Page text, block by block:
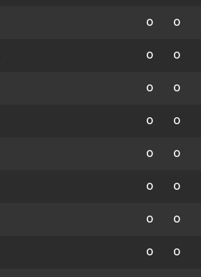
0 0
0 0
0 0
0 0
0 0
0 0
0 0
0 0